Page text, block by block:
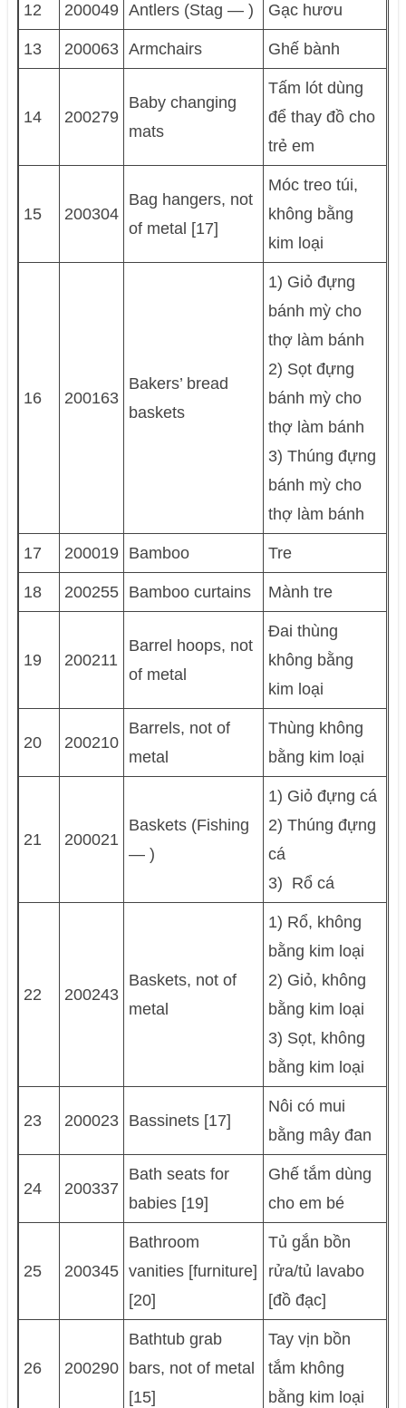
12 200049 Antlers (Stag — ) Gạc hươu
13 200063 Armchairs Ghế bành
14 200279
Baby changing
mats
Tấm lót dùng
để thay đồ cho
trẻ em
15 200304
Bag hangers, not
of metal [17]
Móc treo túi,
không bằng
kim loại
16 200163
Bakers’ bread
baskets
1) Giỏ đựng
bánh mỳ cho
thợ làm bánh
2) Sọt đựng
bánh mỳ cho
thợ làm bánh
3) Thúng đựng
bánh mỳ cho
thợ làm bánh
17 200019 Bamboo Tre
18 200255 Bamboo curtains Mành tre
19 200211
Barrel hoops, not
of metal
Ðai thùng
không bằng
kim loại
20 200210
Barrels, not of
metal
Thùng không
bằng kim loại
21 200021
Baskets (Fishing
— )
1) Giỏ đựng cá
2) Thúng đựng
cá
3) Rổ cá
22 200243
Baskets, not of
metal
1) Rổ, không
bằng kim loại
2) Giỏ, không
bằng kim loại
3) Sọt, không
bằng kim loại
23 200023 Bassinets [17]
Nôi có mui
bằng mây đan
24 200337
Bath seats for
babies [19]
Ghế tắm dùng
cho em bé
25 200345
Bathroom
vanities [furniture]
[20]
Tủ gắn bồn
rửa/tủ lavabo
[đồ đạc]
26 200290
Bathtub grab
bars, not of metal
[15]
Tay vịn bồn
tắm không
bằng kim loại